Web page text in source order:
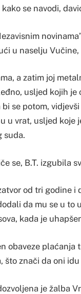
se navodi,
u naselju
a zatim joj
usljed kojih
se potom,
u vrat, usljed koje
suda.
se, B.T. izgubila
od tri godine i
da mu se u to
kada je
obaveze
što znači da oni
je žalba